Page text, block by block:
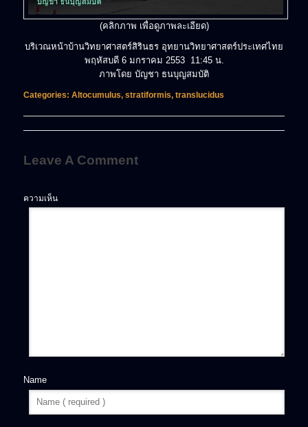
(คลิกภาพ เพื่อดูภาพละเอียด)
บริเวณหน้าบ้านวิทยาศาสตร์สิรินธร อุทยานวิทยาศาสตร์ประเทศไทย
พฤหัสบดี 6 มกราคม 2553 11:45 น.
ภาพโดย บัญชา ธนบุญสมบัติ
Categories: Altocumulus, stratiformis, translucidus
Leave A Comment
ความเห็น
Name